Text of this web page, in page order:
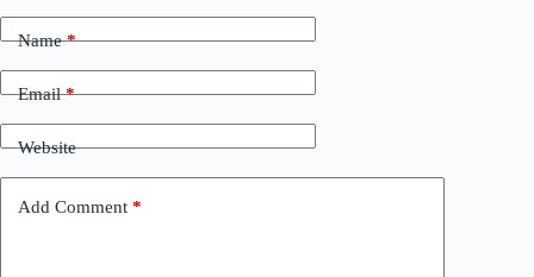
Name*
Email*
Website
Add Comment *